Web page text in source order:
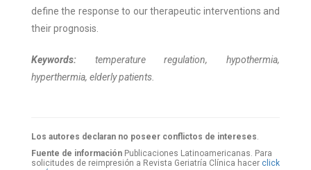
define the response to our therapeutic interventions and
their prognosis.
Keywords: temperature regulation, hypothermia,
hyperthermia, elderly patients.
Los autores declaran no poseer conflictos de intereses.
Fuente de información Publicaciones Latinoamericanas. Para
solicitudes de reimpresión a Revista Geriatría Clí­nica hacer click